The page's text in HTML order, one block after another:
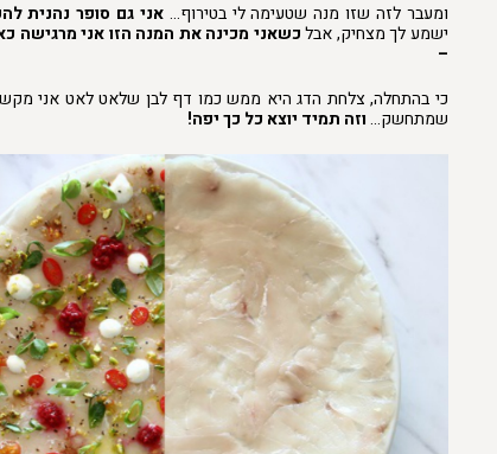
ומעבר לזה שזו מנה שטעימה לי בטירוף…אני גם סופר נהנית
ישמע לך מצחיק, אבלכשאני מכינה את המנה הזו אני מרגישה
–
כי בהתחלה, צלחת הדג היא ממש כמו דף לבן שלאט לאט אני
שמתחשק…וזה תמיד יוצא כל כך יפה!